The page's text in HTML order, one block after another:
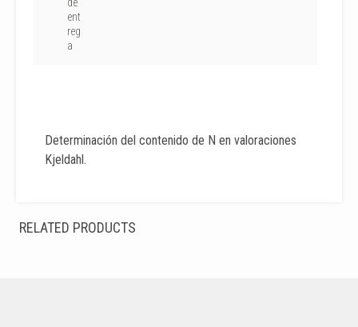
ent
reg
a
Determinación del contenido de N en valoraciones
Kjeldahl.
RELATED PRODUCTS